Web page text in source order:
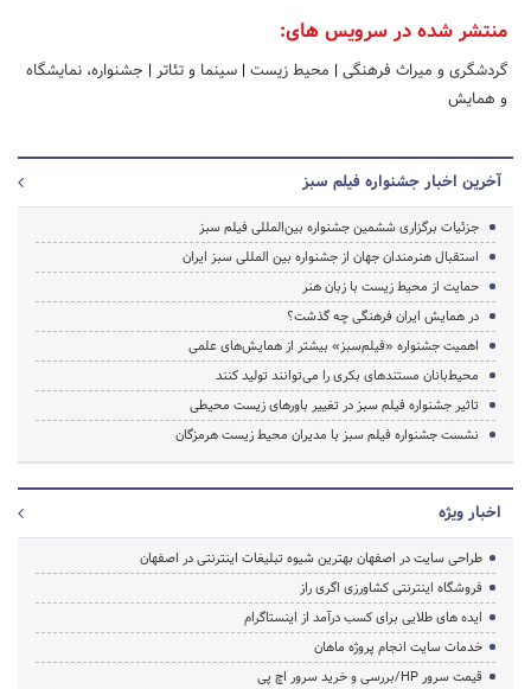
منتشر شده در سرویس های:
گردشگری و میراث فرهنگی | محیط زیست | سینما و تئاتر | جشنواره، نمایشگاه
و همایش
آخرین اخبار جشنواره فیلم سبز
جزئیات برگزاری ششمین جشنواره بین‌المللی فیلم سبز
استقبال هنرمندان جهان از جشنواره بین المللی سبز ایران
حمایت از محیط زیست با زبان هنر
در همایش ایران فرهنگی چه گذشت؟
اهمیت جشنواره «فیلم‌سبز» بیشتر از همایش‌های علمی
محیط‌بانان مستندهای بکری را می‌توانند تولید کنند
تاثیر جشنواره فیلم سبز در تغییر باورهای زیست محیطی
نشست جشنواره فیلم سبز با مدیران محیط زیست هرمزگان
اخبار ویژه
طراحی سایت در اصفهان بهترین شیوه تبلیغات اینترنتی در اصفهان
فروشگاه اینترنتی کشاورزی اگری راز
ایده های طلایی برای کسب درآمد از اینستاگرام
خدمات سایت انجام پروژه ماهان
قیمت سرور HP/بررسی و خرید سرور اچ پی